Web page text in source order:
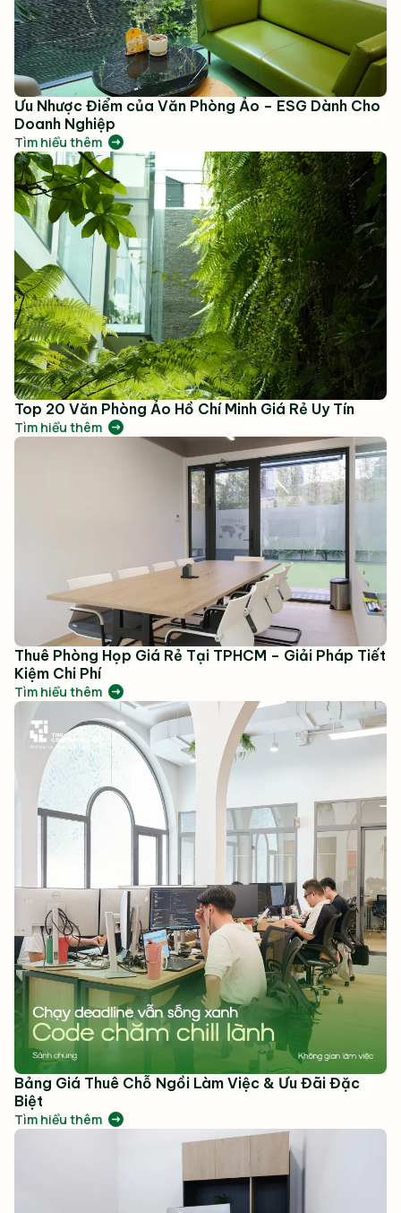
Ưu Nhược Điểm của Văn Phòng Ảo – ESG Dành Cho
Doanh Nghiệp
Tìm hiểu thêm
Top 20 Văn Phòng Ảo Hồ Chí Minh Giá Rẻ Uy Tín
Tìm hiểu thêm
Thuê Phòng Họp Giá Rẻ Tại TPHCM – Giải Pháp Tiết
Kiệm Chi Phí
Tìm hiểu thêm
Bảng Giá Thuê Chỗ Ngồi Làm Việc & Ưu Đãi Đặc
Biệt
Tìm hiểu thêm